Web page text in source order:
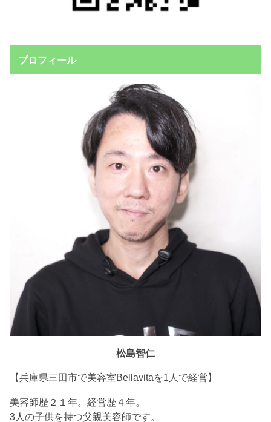
プロフィール
松島智仁
【兵庫県三田市で美容室Bellavitaを1人で経営】
美容師歴２１年。経営歴４年。
3人の子供を持つ父親美容師です。